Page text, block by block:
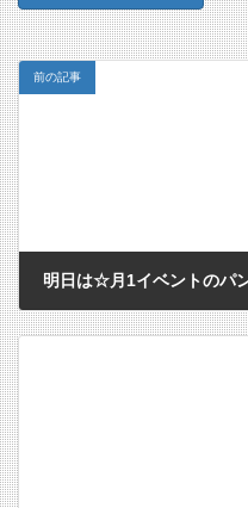
前の記事
明日は☆月1イベントのパ
2018/07/18